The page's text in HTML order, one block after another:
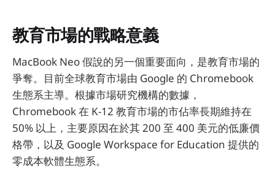
教育市場的戰略意義
MacBook Neo 假說的另一個重要面向，是教育市場的
爭奪。目前全球教育市場由 Google 的 Chromebook
生態系主導。根據市場研究機構的數據，
Chromebook 在 K-12 教育市場的市佔率長期維持在
50% 以上，主要原因在於其 200 至 400 美元的低廉價
格帶，以及 Google Workspace for Education 提供的
零成本軟體生態系。